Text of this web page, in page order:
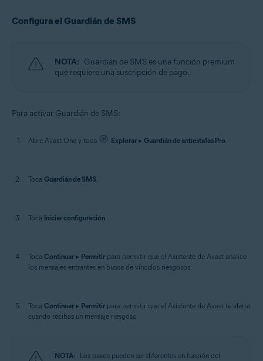
Configura el Guardián de SMS
NOTA: Guardián de SMS es una función premium
que requiere una suscripción de pago.
Para activar Guardián de SMS:
Abre Avast One y toca Explorar ▸ Guardián de antiestafas Pro.
Toca Guardián de SMS.
Toca Iniciar configuración.
Toca Continuar ▸ Permitir para permitir que el Asistente de Avast analice
los mensajes entrantes en busca de vínculos riesgosos.
Toca Continuar ▸ Permitir para permitir que el Asistente de Avast te alerte
cuando recibas un mensaje riesgoso.
NOTA:
Los pasos pueden ser diferentes en función del